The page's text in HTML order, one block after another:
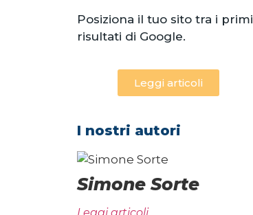
Posiziona il tuo sito tra i primi
risultati di Google.
Leggi articoli
I nostri autori
Simone Sorte
Leggi articoli